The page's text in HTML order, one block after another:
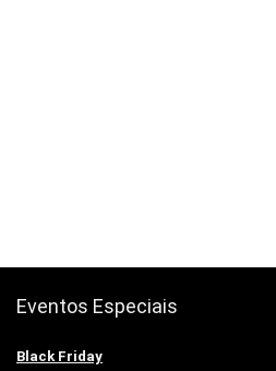
Eventos Especiais
Black Friday